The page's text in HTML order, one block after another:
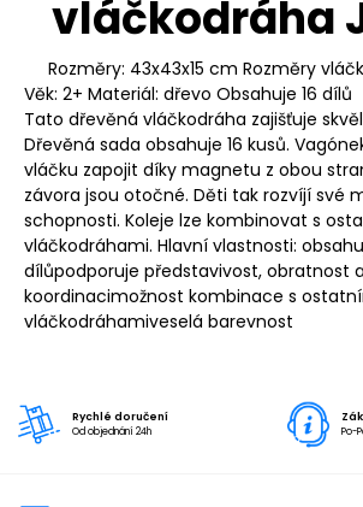
vláčkodráha
Rozměry: 43x43x15 cm Rozměry
Věk: 2+ Materiál: dřevo Obsahuje 16 dílů
Tato dřevěná vláčkodráha zajišťuje
Dřevěná sada obsahuje 16 kusů.
vláčku zapojit díky magnetu z obou
závora jsou otočné. Děti tak rozvíjí své
schopnosti. Koleje lze kombinovat s
vláčkodráhami. Hlavní vlastnosti:
dílůpodporuje představivost, obratnost a
koordinacimožnost kombinace s
vláčkodráhamiveselá barevnost
Rychlé doručení
Od objednání 24h Po-